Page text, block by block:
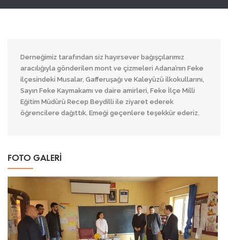
Derneğimiz tarafından siz hayırsever bağışçılarımız
aracılığıyla gönderilen mont ve çizmeleri Adana’nın Feke
ilçesindeki Musalar, Gafferuşağı ve Kaleyüzü ilkokullarını,
Sayın Feke Kaymakamı ve daire amirleri, Feke İlçe Milli
Eğitim Müdürü Recep Beydilli ile ziyaret ederek
öğrencilere dağıttık. Emeği geçenlere teşekkür ederiz.
FOTO GALERİ